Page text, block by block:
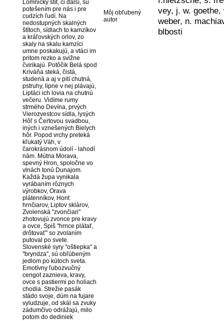
Lomnický štít, či ďalší, sú
potešením pre nás i pre
cudzích ľudí. Na
nedostupných skalných
štítoch, sídlach to kamzíkov
a kráľovských orlov, zo
skaly na skalu kamzíci
umne poskakujú, a vtáci im
pritom rezko a svižne
čvirikajú. Potôčik Belá spod
Kriváňa steká, čistá,
studená a aj v pití chutná,
pstruhy, lipne v nej plávajú,
Liptáci ich lovia na chutnú
večeru. Vidíme rumy
strmého Devína, prvých
Vierozvestcov sídla, lysých
Hôľ s Čertovou svadbou,
iných i vznešených Bielych
hôr. Popod vrchy preteká
kľukatý Váh, v
čarokrásnom údolí - lahodí
nám. Mútna Morava,
spevný Hron, spoločne vo
vlnách tonú Dunajom.
Každá župa vynikala
vyrábaním rôznych
výrobkov, Orava
plátenníkov, Hont
hrnčiarov, Liptov sklárov,
Zvolenská "zvončiari"
zhotovujú zvonce pre kravy
a ovce, Spiš "hrnce plátať,
drôtovať" so zvolaním
putoval po svete.
Slovenské syry "oštiepka" a
"bryndza", sú obľúbeným
jedlom po kútoch sveta.
Emotívny ľubozvučný
cengot zaznieva, kravy,
ovce s pastiermi po holiach
chodia. Strežie pasák
stádo svoje, dúm na fujare
vyludzuje, od skál sa zvuky
zádumčivo odrážajú, milo
potom do dediniek
Môj obľubený
autor
vey, j. w.
weber, n.
blbosti